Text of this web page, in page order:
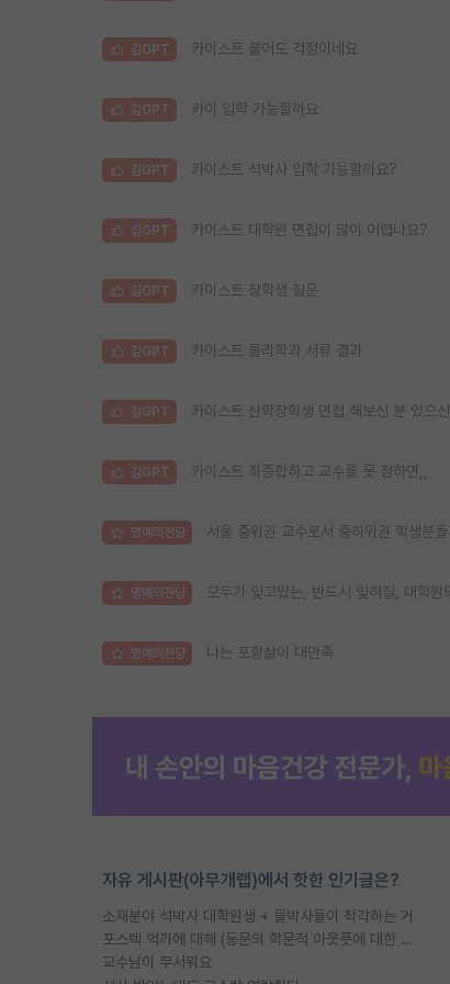
김GPT 카이스트 붙어도 걱정이네요
김GPT 카이 입학 가능할까요
김GPT 카이스트 석박사 입학 가능할까요?
김GPT 카이스트 대학원 면접이 많이 어렵나요?
김GPT 카이스트 장학생 질문
김GPT 카이스트 물리학과 서류 결과
김GPT 카이스트 산학장학생 면접 해보신 분 있으
김GPT 카이스트 최종합하고 교수를 못 정하면,,
명예의전당 서울 중위권 교수로서 중하위권 학생분
명예의전당 모두가 잊고있는, 반드시 잊혀질, 대학원
명예의전당 나는 포항살이 대만족
자유 게시판(아무개랩)에서 핫한 인기글은?
소재분야 석박사 대학원생 + 물박사들이 착각하는 거
포스텍 억까에 대해 (동문의 학문적 아웃풋에 대한 반박)
교수님이 무서워요